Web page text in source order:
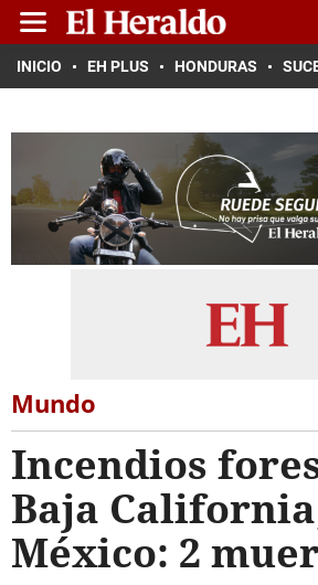
INICIO EH PLUS HONDURAS
Mundo
Incendios
Baja
México: 2